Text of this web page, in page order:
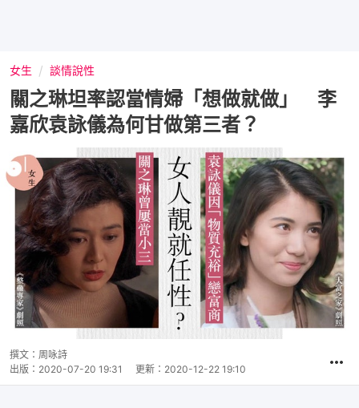
女生 談情說性
關之琳坦率認當情婦「想做就做」 李
嘉欣袁詠儀為何甘做第三者？
撰文： 周咏詩
出版： 2020-07-20 19:31 更新： 2020-12-22 19:10